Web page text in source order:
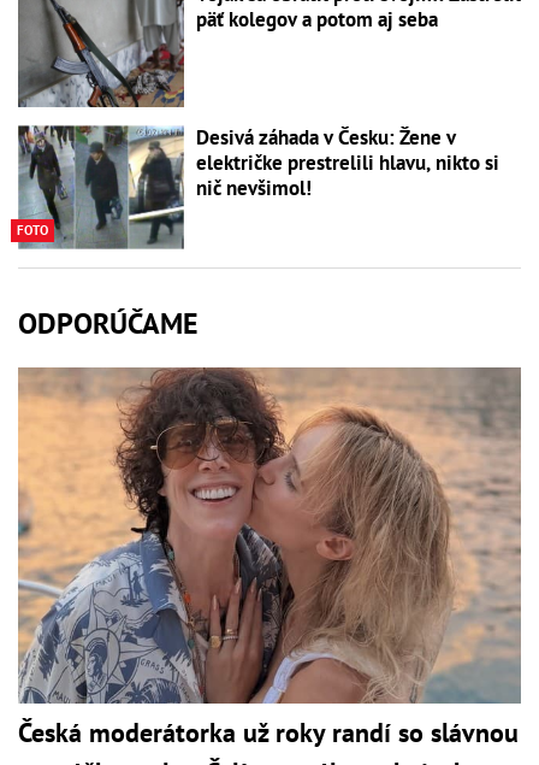
päť kolegov a potom aj seba
FOTO
Desivá záhada v Česku: Žene v
električke prestrelili hlavu, nikto si
nič nevšimol!
ODPORÚČAME
Česká moderátorka už roky randí so slávnou